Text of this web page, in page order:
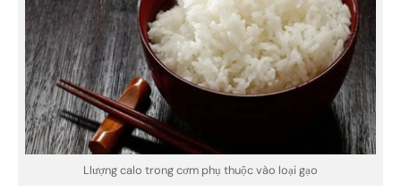
Llượng calo trong cơm phụ thuộc vào loại gạo